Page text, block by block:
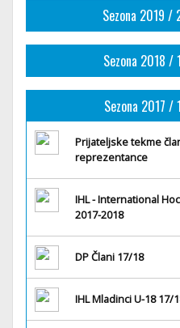
Sezona 2019 /
Sezona 2018 /
Sezona 2017 /
Prijateljske tekme
reprezentance
IHL - International
2017-2018
DP Člani 17/18
IHL Mladinci U-18 17/